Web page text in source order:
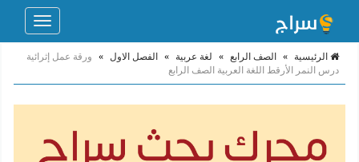
Toggle
الرئيسية » الصف الرابع » لغة عربية » الفصل الاول »
ورقة عمل إثرائية
درس النمر الأرقط اللغة العربية الصف الرابع